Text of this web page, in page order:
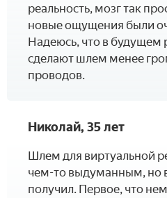
реальность, мозг так
новые ощущения были
Надеюсь, что в будущем
сделают шлем менее
проводов.
Николай, 35 лет
­­Шлем для виртуальной
чем-то выдуманным, но
получил. Первое, что